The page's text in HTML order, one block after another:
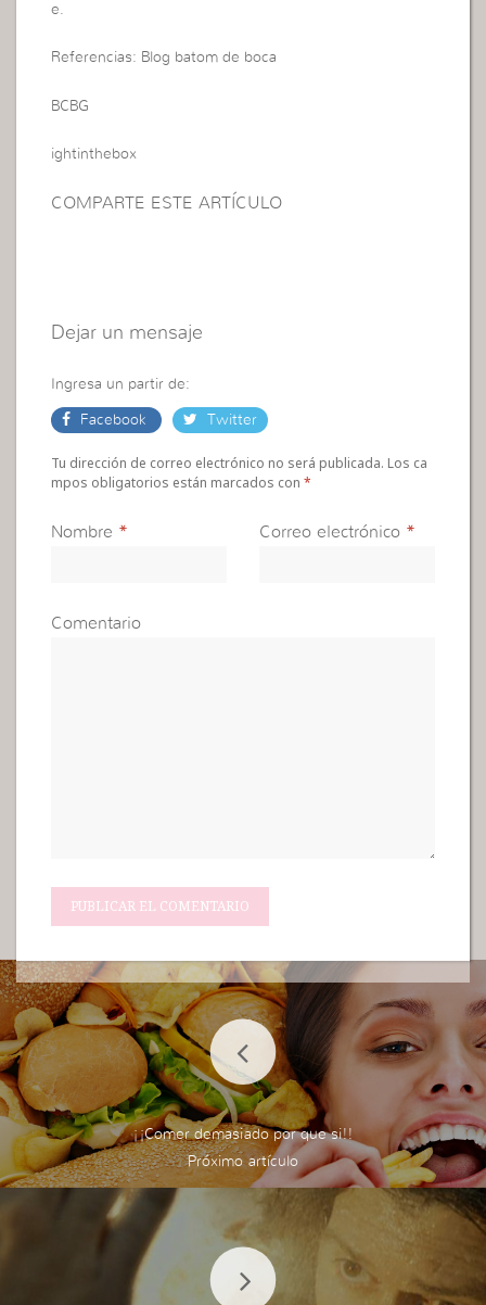
e.
Referencias: Blog batom de boca
BCBG
ightinthebox
COMPARTE ESTE ARTÍCULO
Dejar un mensaje
Ingresa un partir de:
Facebook Twitter
Tu dirección de correo electrónico no será publicada. Los ca
mpos obligatorios están marcados con*
Nombre * Correo electrónico *
Comentario
¡¡Comer demasiado por que si!!